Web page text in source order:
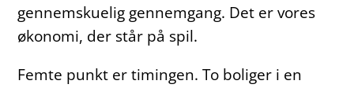
gennemskuelig gennemgang. Det er vores
økonomi, der står på spil.
Femte punkt er timingen. To boliger i en